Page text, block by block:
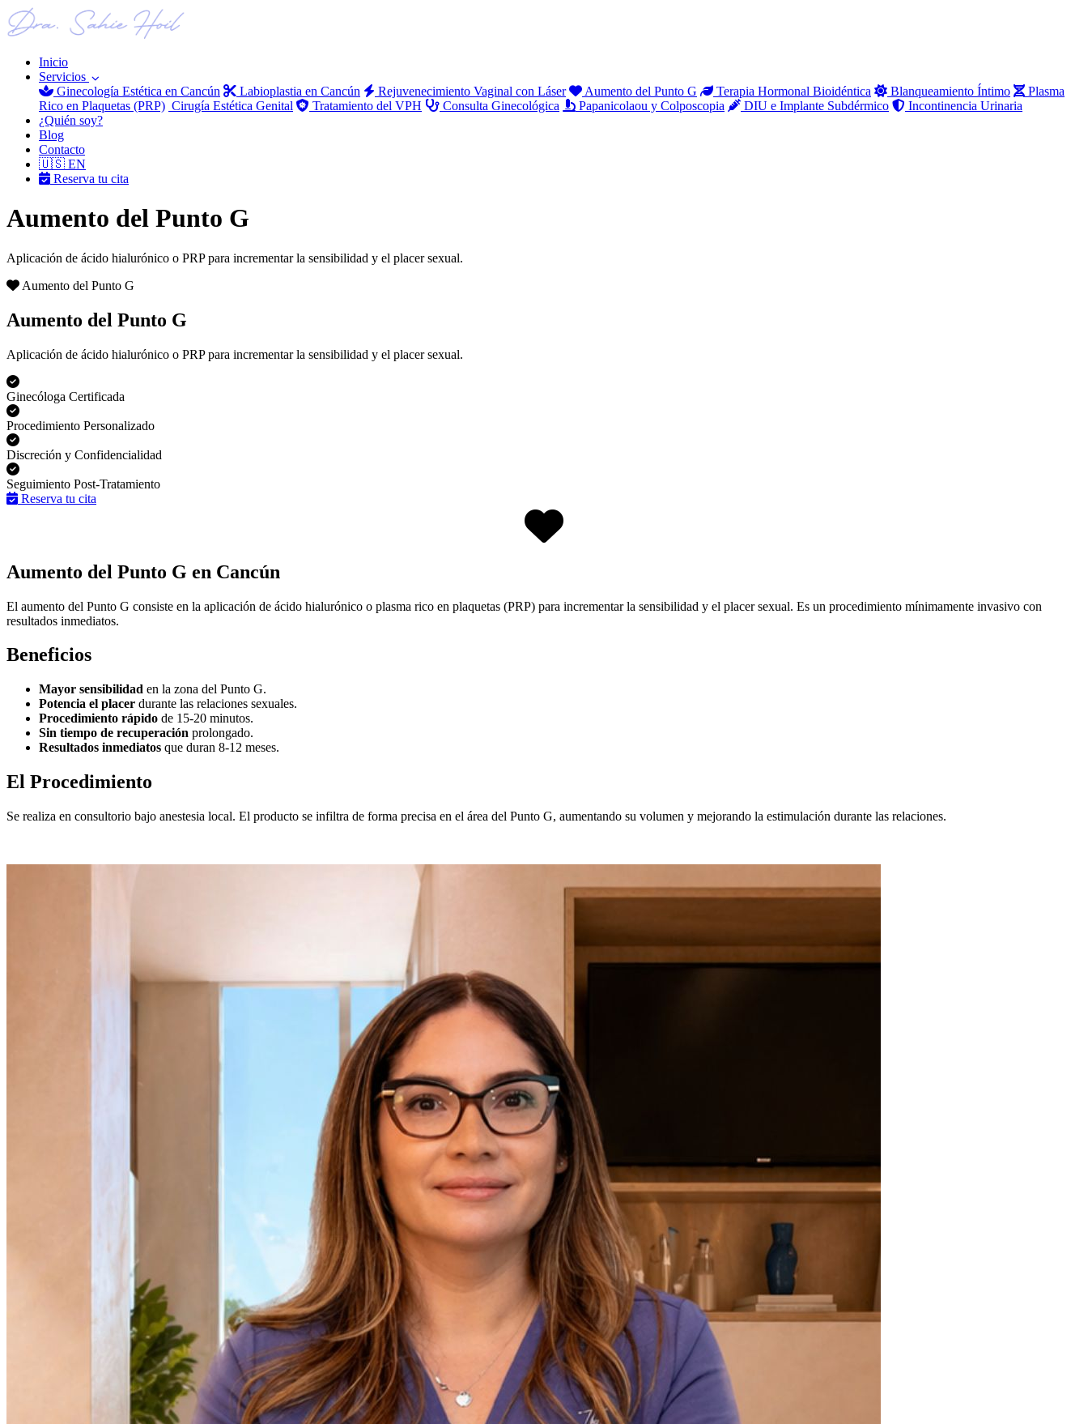
Inicio
Servicios
Ginecología Estética en Cancún
Labioplastia en Cancún Rejuvenecimiento Vaginal con Láser Aumento del Punto G Terapia Hormonal Bioidéntica Blanqueamiento Íntimo
Plasma
Rico en Plaquetas (PRP) Cirugía Estética Genital Tratamiento del VPH Consulta Ginecológica Papanicolaou y Colposcopia DIU e Implante Subdérmico
Incontinencia Urinaria
¿Quién soy?
Blog
Contacto
🇺🇸 EN
Reserva tu cita
Aumento del Punto G
Aplicación de ácido hialurónico o PRP para incrementar la sensibilidad y el placer sexual.
Aumento del Punto G
Aumento del Punto G
Aplicación de ácido hialurónico o PRP para incrementar la sensibilidad y el placer sexual.
Ginecóloga Certificada
Procedimiento Personalizado
Discreción y Confidencialidad
Seguimiento Post-Tratamiento
Reserva tu cita
Aumento del Punto G en Cancún
El aumento del Punto G consiste en la aplicación de ácido hialurónico o plasma rico en plaquetas (PRP) para incrementar la sensibilidad y el placer sexual. Es un procedimiento mínimamente invasivo con
resultados inmediatos.
Beneficios
Mayor sensibilidad en la zona del Punto G.
Potencia el placer durante las relaciones sexuales.
Procedimiento rápido de 15-20 minutos.
Sin tiempo de recuperación prolongado.
Resultados inmediatos que duran 8-12 meses.
El Procedimiento
Se realiza en consultorio bajo anestesia local. El producto se infiltra de forma precisa en el área del Punto G, aumentando su volumen y mejorando la estimulación durante las relaciones.